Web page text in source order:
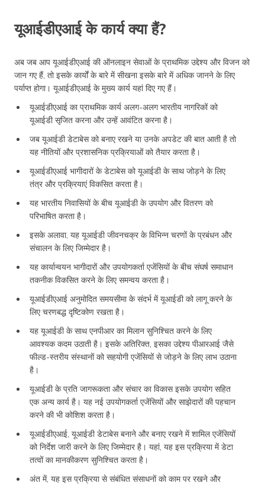
यूआईडीएआई के कार्य क्या हैं?
अब जब आप यूआईडीएआई की ऑनलाइन सेवाओं के प्राथमिक उद्देश्य और विजन को
जान गए हैं, तो इसके कार्यों के बारे में सीखना इसके बारे में अधिक जानने के लिए
पर्याप्त होगा। यूआईडीएआई के मुख्य कार्य यहां दिए गए हैं।
यूआईडीएआई का प्राथमिक कार्य अलग-अलग भारतीय नागरिकों को
यूआईडी सृजित करना और उन्हें आवंटित करना है।
जब यूआईडी डेटाबेस को बनाए रखने या उनके अपडेट की बात आती है तो
यह नीतियों और प्रशासनिक प्रक्रियाओं को तैयार करता है।
यूआईडीएआई भागीदारों के डेटाबेस को यूआईडी के साथ जोड़ने के लिए
तंत्र और प्रक्रियाएं विकसित करता है।
यह भारतीय निवासियों के बीच यूआईडी के उपयोग और वितरण को
परिभाषित करता है।
इसके अलावा, यह यूआईडी जीवनचक्र के विभिन्न चरणों के प्रबंधन और
संचालन के लिए जिम्मेदार है।
यह कार्यान्वयन भागीदारों और उपयोगकर्ता एजेंसियों के बीच संघर्ष समाधान
तकनीक विकसित करने के लिए समन्वय करता है।
यूआईडीएआई अनुमोदित समयसीमा के संदर्भ में यूआईडी को लागू करने के
लिए चरणबद्ध दृष्टिकोण रखता है।
यह यूआईडी के साथ एनपीआर का मिलान सुनिश्चित करने के लिए
आवश्यक कदम उठाती है। इसके अतिरिक्त, इसका उद्देश्य पीआरआई जैसे
फील्ड-स्तरीय संस्थानों को सहयोगी एजेंसियों से जोड़ने के लिए लाभ उठाना
है।
यूआईडी के प्रति जागरूकता और संचार का विकास इसके उपयोग सहित
एक अन्य कार्य है। यह नई उपयोगकर्ता एजेंसियों और साझेदारों की पहचान
करने की भी कोशिश करता है।
यूआईडीएआई, यूआईडी डेटाबेस बनाने और बनाए रखने में शामिल एजेंसियों
को निर्देश जारी करने के लिए जिम्मेदार है। यहां, यह इस प्रक्रिया में डेटा
तत्वों का मानकीकरण सुनिश्चित करता है।
अंत में, यह इस प्रक्रिया से संबंधित संसाधनों को काम पर रखने और